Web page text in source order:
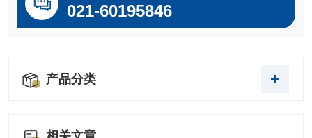
021-60195846
产品分类